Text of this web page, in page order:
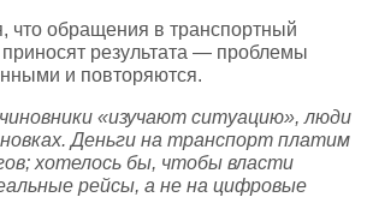
что обращения в транспортный
результата — проблемы
и повторяются.
«изучают ситуацию», люди
Деньги на транспорт платим
хотелось бы, чтобы власти
рейсы, а не на цифровые